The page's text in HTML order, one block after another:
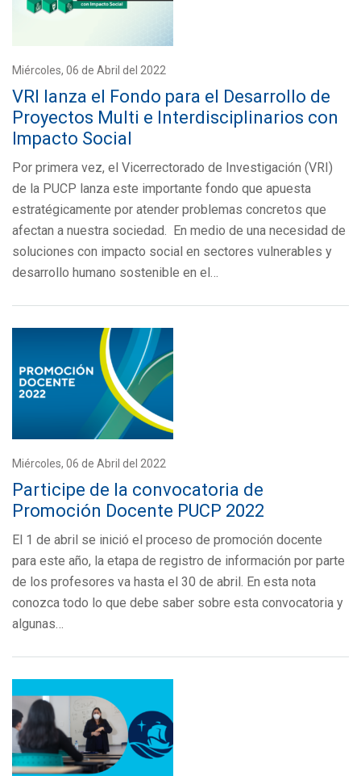
Miércoles, 06 de Abril del 2022
VRI lanza el Fondo para el Desarrollo de
Proyectos Multi e Interdisciplinarios con
Impacto Social
Por primera vez, el Vicerrectorado de Investigación (VRI)
de la PUCP lanza este importante fondo que apuesta
estratégicamente por atender problemas concretos que
afectan a nuestra sociedad. En medio de una necesidad de
soluciones con impacto social en sectores vulnerables y
desarrollo humano sostenible en el…
Miércoles, 06 de Abril del 2022
Participe de la convocatoria de
Promoción Docente PUCP 2022
El 1 de abril se inició el proceso de promoción docente
para este año, la etapa de registro de información por parte
de los profesores va hasta el 30 de abril. En esta nota
conozca todo lo que debe saber sobre esta convocatoria y
algunas…